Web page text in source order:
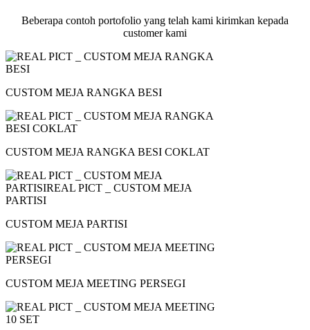
Beberapa contoh portofolio yang telah kami kirimkan kepada
customer kami
CUSTOM MEJA RANGKA BESI
CUSTOM MEJA RANGKA BESI COKLAT
CUSTOM MEJA PARTISI
CUSTOM MEJA MEETING PERSEGI